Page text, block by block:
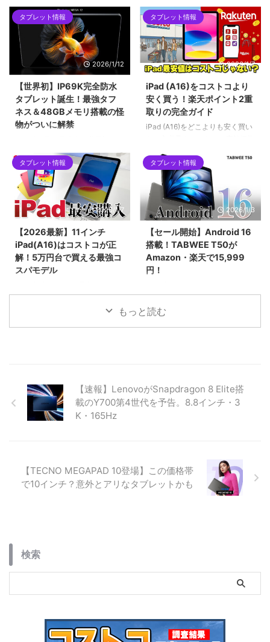
8.4インチタブレット「iPlay 80
mini Ultra」を紹介します。最新
チップセットのDimensity 9400
をはじめ、2.5Kの144Hzディス
プレイ、100W急速充電など、コ
ンパクトな筐体に詰め込まれた驚
異的なスペックについて解説して
います。ハイエンドな小型タブレ
ットを求めるユーザーにとって、
2026年現在の最有力候補となる1
台です。
ックドア「Keenadu」問題。
Alldocube、Teclast、Headwolf
など、当サイトでも紹介した格安
タブレットが対象となった今回の
騒動を時系列で解説します。迅速
な対応で評価を上げたメーカー
は？手元の「Alldocube iPlay 60
mini pro」を例に、画像付きで対
策アップデートの手順も詳しくご
紹介します。
タブレット情報
2026/1/12
【世界初】IP69K完全防水
タブレット誕生！最強タフ
ネス＆48GBメモリ搭載の怪
物がついに解禁
IP69K完全防水タブレット
「Blackview MEGA 12」。12.2
インチ2.4K液晶、Dimensity
7200、最大48GBメモリ搭載の
フラッグシップ性能を誇りなが
ら、早期割引で299ドルという驚
異のコスパ。キーボードやペンな
ど豪華5大特典が貰える先行販売
セール情報を見逃すな！
タブレット情報
2026/1/7
iPad (A16)をコストコより
安く買う！楽天ポイント2重
取りの完全ガイド
iPad (A16)をどこよりも安く買い
ント2重取りルート」を徹底解説
します。SPU（ポイントアップ）
やお買い物マラソンをフル活用し
て、実質5万円台前半で手に入れ
る具体的な手順や、初心者がハマ
りやすい購入制限の注意点まで網
羅。2026年最新の最安値攻略ガ
イドです。
タブレット情報
2026/1/7
【2026最新】11インチ
iPad(A16)はコストコが正
解！5万円台で買える最強コ
スパモデル
一番売れている「11インチ
iPad（A16チップ搭載）」の価格
の注意点まで詳しく解説します。
タブレット情報
2026/1/3
【セール開始】Android 16
搭載！TABWEE T50が
Amazon・楽天で15,999
円！
最新Android 16と高性能Unisoc
7250チップを搭載したタブレッ
もっと読む
【速報】LenovoがSnapdragon 8 Elite搭
載のY700第4世代を予告。8.8インチ・3
K・165Hz
【TECNO MEGAPAD 10登場】この価格帯
で10インチ？意外とアリなタブレットかも
検索